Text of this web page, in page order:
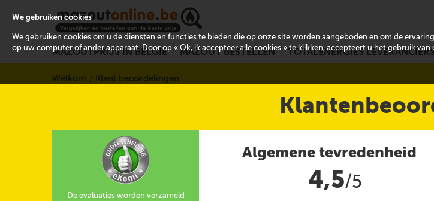
MAZOUTPRIJS IN BELGIË MAZOUT BESTELLEN TOTALENERGIES
Welkom Klant beoordelingen
De evaluaties worden verzameld
Algemene tevredenheid
4,5/5
We gebruiken cookies
We gebruiken cookies om u de diensten en functies te bieden die op onze site worden aangeboden en om de
op uw computer of ander apparaat. Door op « Ok, ik accepteer alle cookies » te klikken, accepteert u het gebruik van